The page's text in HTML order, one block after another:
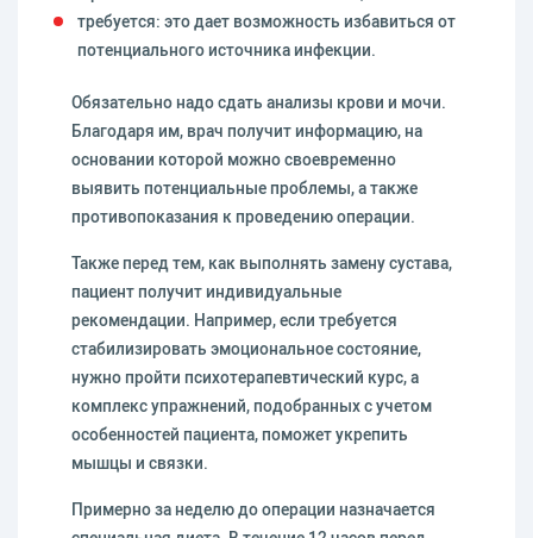
требуется: это дает возможность избавиться от
потенциального источника инфекции.
Обязательно надо сдать анализы крови и мочи.
Благодаря им, врач получит информацию, на
основании которой можно своевременно
выявить потенциальные проблемы, а также
противопоказания к проведению операции.
Также перед тем, как выполнять замену сустава,
пациент получит индивидуальные
рекомендации. Например, если требуется
стабилизировать эмоциональное состояние,
нужно пройти психотерапевтический курс, а
комплекс упражнений, подобранных с учетом
особенностей пациента, поможет укрепить
мышцы и связки.
Примерно за неделю до операции назначается